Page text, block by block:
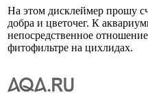
На этом дисклеймер прошу
добра и цветочег. К
непосредственное
фитофильтре на цихлидах.